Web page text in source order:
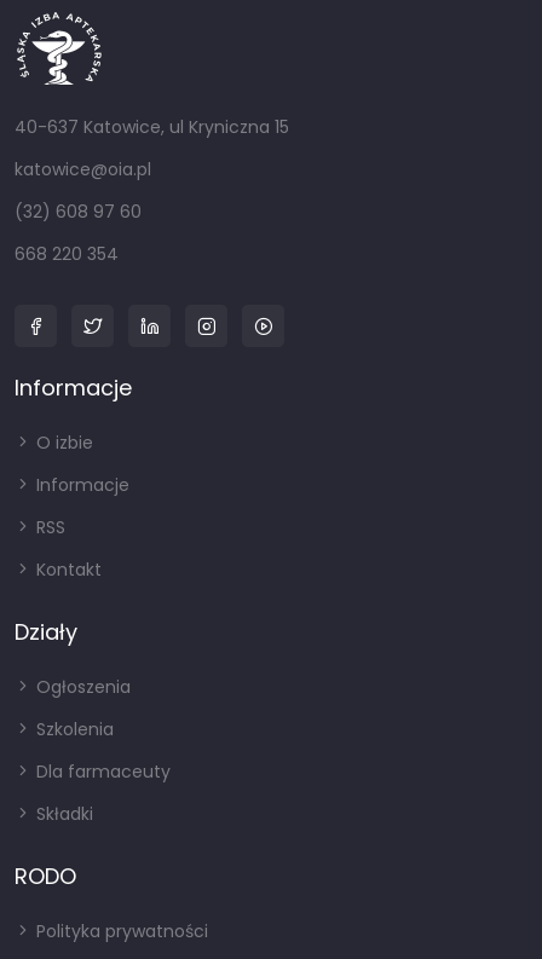
40-637 Katowice, ul Kryniczna 15
katowice@oia.pl
(32) 608 97 60
668 220 354
Informacje
O izbie
Informacje
RSS
Kontakt
Działy
Ogłoszenia
Szkolenia
Dla farmaceuty
Składki
RODO
Polityka prywatności